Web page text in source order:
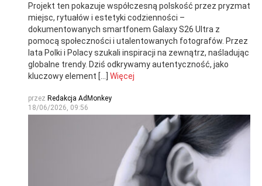
Projekt ten pokazuje współczesną polskość przez pryzmat
miejsc, rytuałów i estetyki codzienności –
dokumentowanych smartfonem Galaxy S26 Ultra z
pomocą społeczności i utalentowanych fotografów. Przez
lata Polki i Polacy szukali inspiracji na zewnątrz, naśladując
globalne trendy. Dziś odkrywamy autentyczność, jako
kluczowy element […] Więcej
przez Redakcja AdMonkey
18/06/2026, 09:56